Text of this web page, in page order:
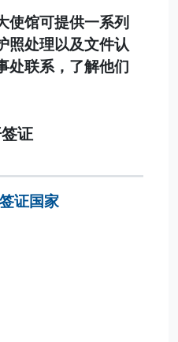
使馆可提供一系列
照处理以及文件认
处联系，了解他们
证
证国家